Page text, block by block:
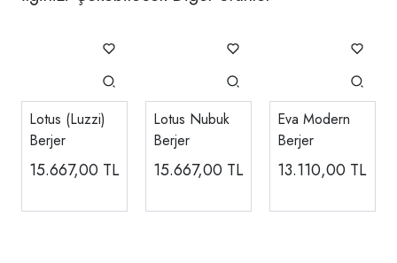
Lotus (Luzzi)
Berjer
15.667,00 TL
Lotus Nubuk
Berjer
15.667,00 TL
Eva Modern
Berjer
13.110,00 TL